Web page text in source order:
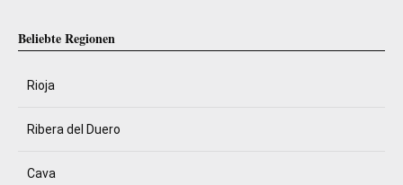
Beliebte Regionen
Rioja
Ribera del Duero
Cava